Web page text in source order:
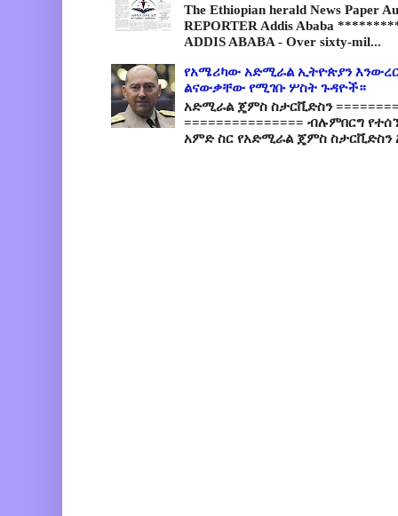
The Ethiopian herald News Paper
REPORTER Addis Ababa
ADDIS ABABA - Over sixty-mil...
የአሜሪካው አድሚራል ኢትዮጵያን
ልናውቃቸው የሚገቡ ሦስት ጉዳዮች።
አድሚራል ጄምስ ስታርቪድስን
=============== ብሉምበርግ
አምድ ስር የአድሚራል ጄምስ ስታርቪድስን